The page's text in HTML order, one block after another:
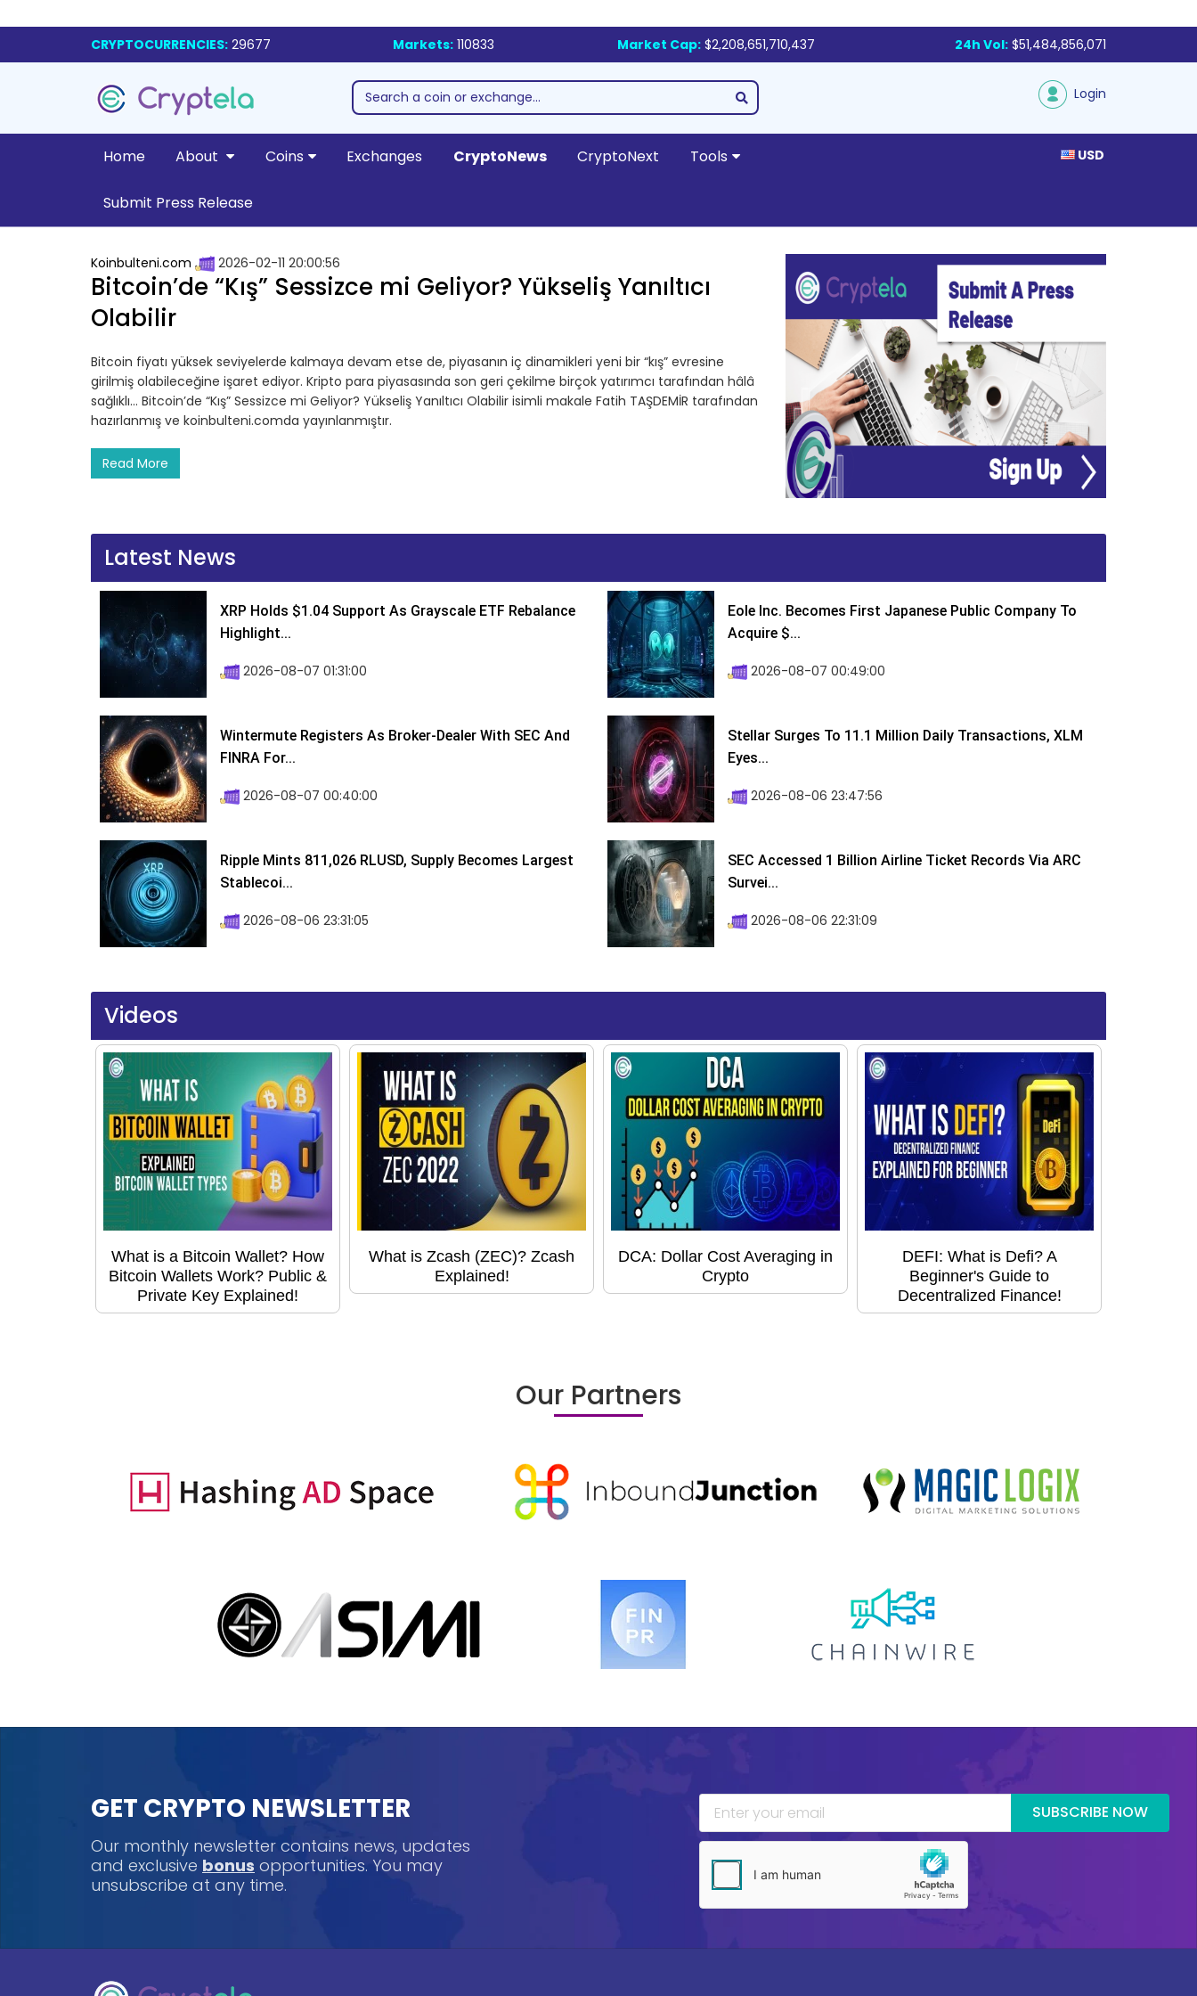
CRYPTOCURRENCIES: 29677 Markets: 110833 Market Cap: $2,208,651,710,437 24h Vol: $51,484,856,071
Login
Home About Coins Exchanges CryptoNews CryptoNext Tools
Submit Press Release
USD
Koinbulteni.com 2026-02-11 20:00:56
Bitcoin’de “Kış” Sessizce mi Geliyor? Yükseliş Yanıltıcı
Olabilir
Bitcoin fiyatı yüksek seviyelerde kalmaya devam etse de, piyasanın iç dinamikleri yeni bir “kış” evresine
girilmiş olabileceğine işaret ediyor. Kripto para piyasasında son geri çekilme birçok yatırımcı tarafından hâlâ
sağlıklı… Bitcoin’de “Kış” Sessizce mi Geliyor? Yükseliş Yanıltıcı Olabilir isimli makale Fatih TAŞDEMİR tarafından
hazırlanmış ve koinbulteni.comda yayınlanmıştır.
Read More
Latest News
XRP Holds $1.04 Support As Grayscale ETF Rebalance
Highlight...
2026-08-07 01:31:00
Eole Inc. Becomes First Japanese Public Company To
Acquire $...
2026-08-07 00:49:00
Wintermute Registers As Broker-Dealer With SEC And
FINRA For...
2026-08-07 00:40:00
Stellar Surges To 11.1 Million Daily Transactions, XLM
Eyes...
2026-08-06 23:47:56
Ripple Mints 811,026 RLUSD, Supply Becomes Largest
Stablecoi...
2026-08-06 23:31:05
SEC Accessed 1 Billion Airline Ticket Records Via ARC
Survei...
2026-08-06 22:31:09
Videos
What is a Bitcoin Wallet? How
Bitcoin Wallets Work? Public &
Private Key Explained!
What is Zcash (ZEC)? Zcash
Explained!
DCA: Dollar Cost Averaging in
Crypto
DEFI: What is Defi? A
Beginner's Guide to
Decentralized Finance!
Our Partners
GET CRYPTO NEWSLETTER
Our monthly newsletter contains news, updates
and exclusive bonus opportunities. You may
unsubscribe at any time.
SUBSCRIBE NOW